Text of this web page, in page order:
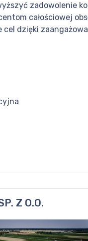
zadowolenie
całościowej
dzięki
Z O.O.